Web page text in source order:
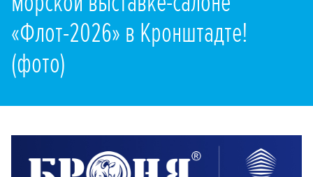
«Флот-2026» в Кронштадте!
(фото)